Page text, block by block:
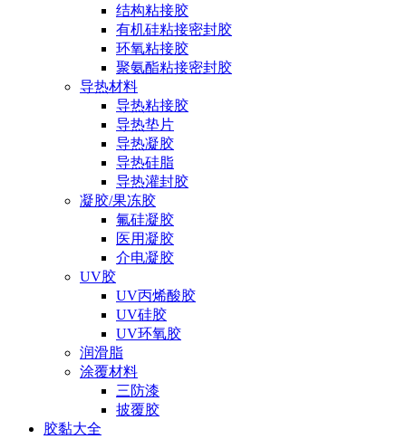
结构粘接胶
有机硅粘接密封胶
环氧粘接胶
聚氨酯粘接密封胶
导热材料
导热粘接胶
导热垫片
导热凝胶
导热硅脂
导热灌封胶
凝胶/果冻胶
氟硅凝胶
医用凝胶
介电凝胶
UV胶
UV丙烯酸胶
UV硅胶
UV环氧胶
润滑脂
涂覆材料
三防漆
披覆胶
胶黏大全